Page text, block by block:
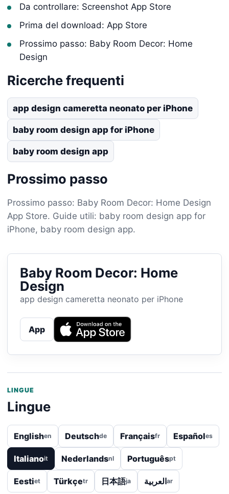
Da controllare: Screenshot App Store
Prima del download: App Store
Prossimo passo: Baby Room Decor: Home
Design
Ricerche frequenti
app design cameretta neonato per iPhone
baby room design app for iPhone
baby room design app
Prossimo passo
Prossimo passo: Baby Room Decor: Home Design
App Store. Guide utili: baby room design app for
iPhone, baby room design app.
Baby Room Decor: Home
Design
app design cameretta neonato per iPhone
App
LINGUE
Lingue
Englishen Deutschde Françaisfr Españoles
Italianoit Nederlandsnl Portuguêspt
Eestiet Türkçetr 日本語ja العربيةar